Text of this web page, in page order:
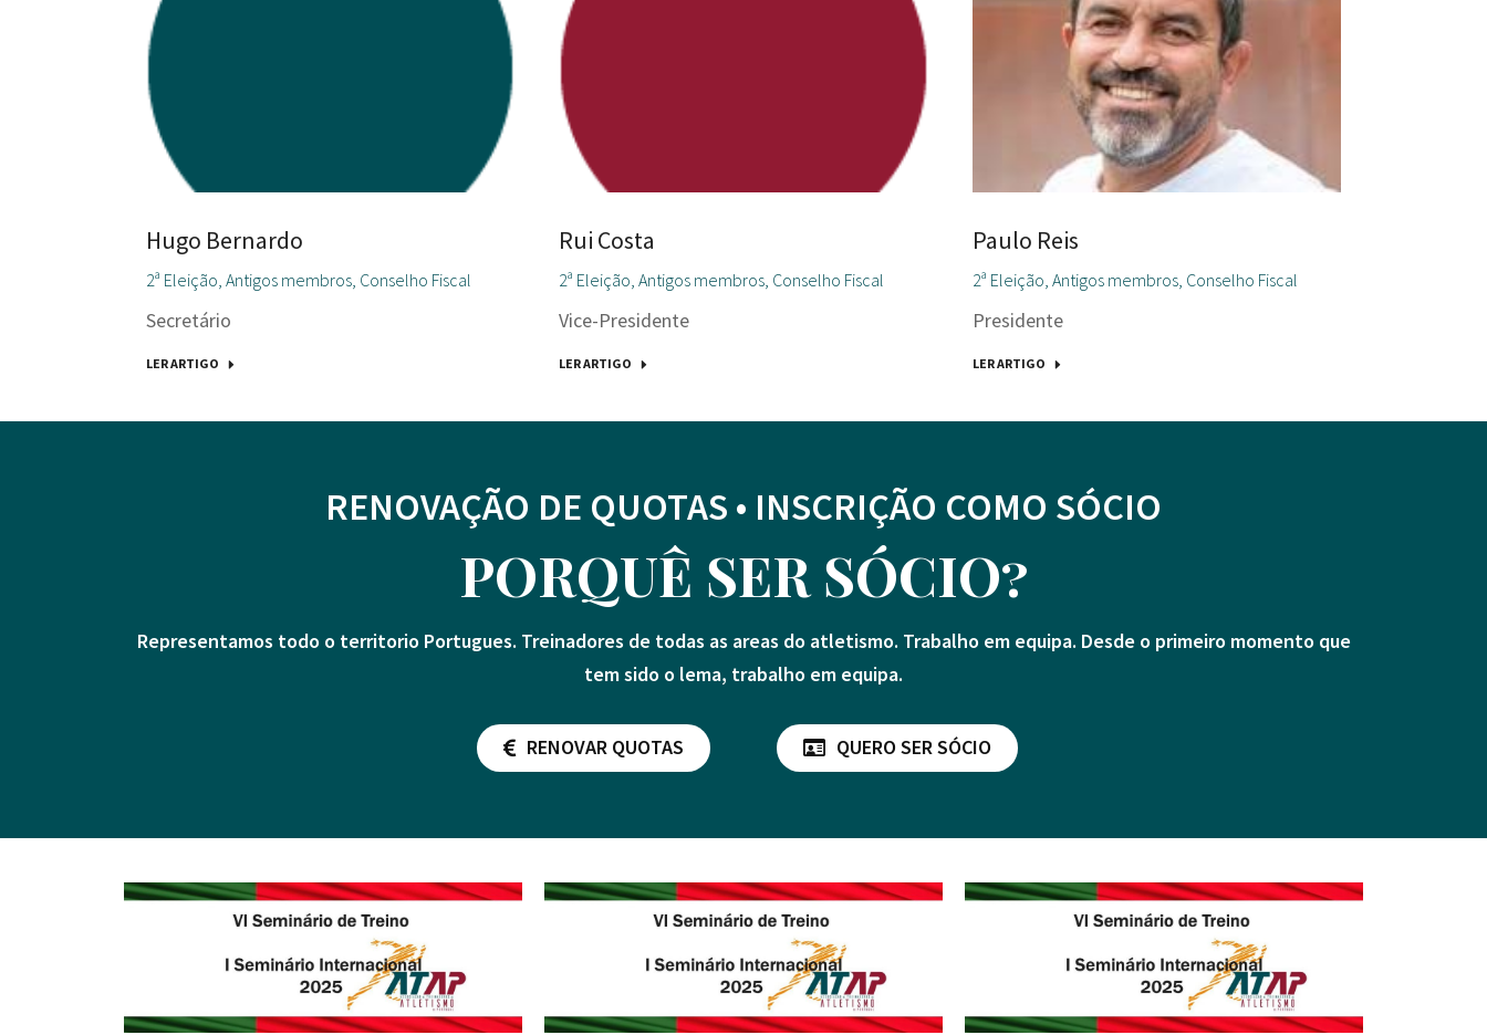
Hugo Bernardo
2ª Eleição, Antigos membros, Conselho Fiscal
Secretário
LER ARTIGO
Rui Costa
2ª Eleição,Antigos membros, Conselho Fiscal
Vice-Presidente
LER ARTIGO
Paulo Reis
2ª Eleição Antigos membros, Conselho Fiscal
Presidente
LER ARTIGO
RENOVAÇÃO DE QUOTAS • INSCRIÇÃO COMO SÓCIO
PORQUÊ SER SÓCIO?
Representamos todo o territorio Portugues. Treinadores de todas as areas do atletismo. Trabalho em equipa. Desde o primeiro momento que
tem sido o lema, trabalho em equipa.
RENOVAR QUOTAS QUERO SER SÓCIO